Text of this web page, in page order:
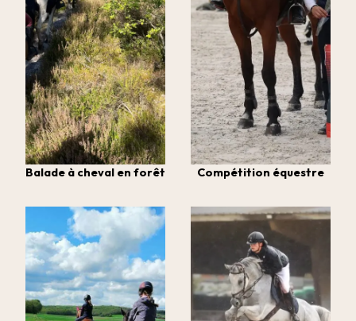
Balade à cheval en forêt Compétition équestre